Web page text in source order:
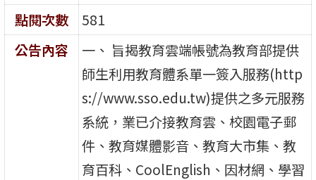
點閱次數
581
公告內容
一、 旨揭教育雲端帳號為教育部提供
師生利用教育體系單一簽入服務(http
s://www.sso.edu.tw)提供之多元服務
系統，業已介接教育雲、校園電子郵
件、教育媒體影音、教育大市集、教
育百科、CoolEnglish、因材網、學習